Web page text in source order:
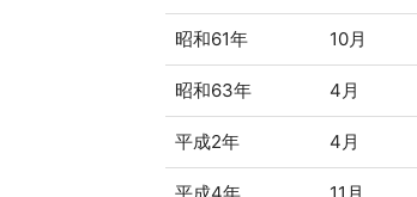
昭和61年 10月
昭和63年 4月
平成2年 4月